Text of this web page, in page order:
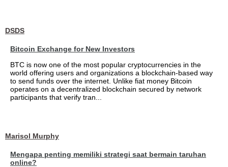
DSDS
Bitcoin Exchange for New Investors
BTC is now one of the most popular cryptocurrencies in the
world offering users and organizations a blockchain-based way
to send funds over the internet. Unlike fiat money Bitcoin
operates on a decentralized blockchain secured by network
participants that verify tran...
Marisol Murphy
Mengapa penting memiliki strategi saat bermain taruhan
online?